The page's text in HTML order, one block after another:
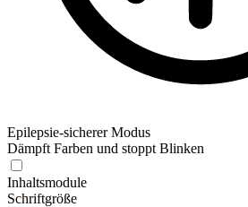
Epilepsie-sicherer Modus
Dämpft Farben und stoppt Blinken
Inhaltsmodule
Schriftgröße